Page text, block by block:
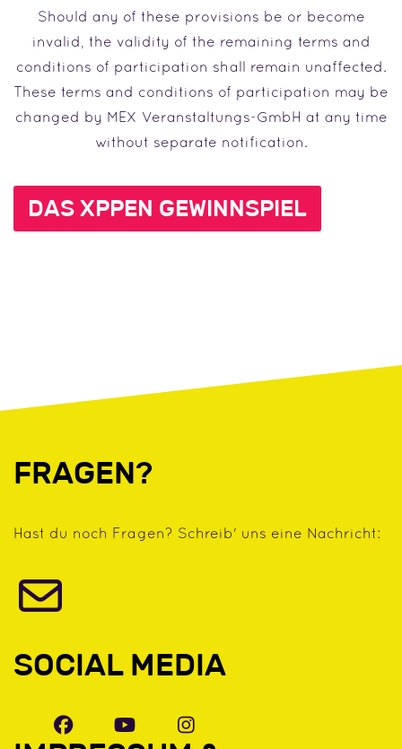
Should any of these provisions be or become
invalid, the validity of the remaining terms and
conditions of participation shall remain unaffected.
These terms and conditions of participation may be
changed by MEX Veranstaltungs-GmbH at any time
without separate notification.
DAS XPPEN GEWINNSPIEL
FRAGEN?
Hast du noch Fragen? Schreib' uns eine Nachricht:
SOCIAL MEDIA